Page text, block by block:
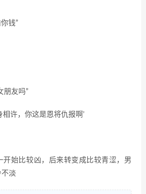
钱”
朋友吗”
相许，你这是恩将仇报啊’
开始比较凶，后来转变成比较青涩，男
淡